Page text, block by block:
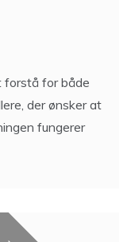
for både
der ønsker at
fungerer